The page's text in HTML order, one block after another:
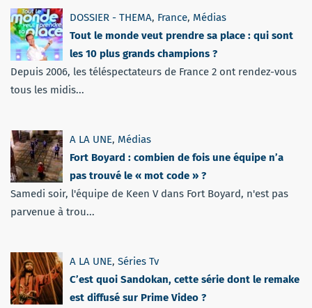
DOSSIER - THEMA, France, Médias
Tout le monde veut prendre sa place : qui sont
les 10 plus grands champions ?
Depuis 2006, les téléspectateurs de France 2 ont rendez-vous
tous les midis...
A LA UNE, Médias
Fort Boyard : combien de fois une équipe n’a
pas trouvé le « mot code » ?
Samedi soir, l'équipe de Keen V dans Fort Boyard, n'est pas
parvenue à trou...
A LA UNE, Séries Tv
C’est quoi Sandokan, cette série dont le remake
est diffusé sur Prime Video ?